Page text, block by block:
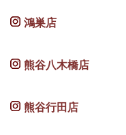
鴻巣店
熊谷八木橋店
熊谷行田店